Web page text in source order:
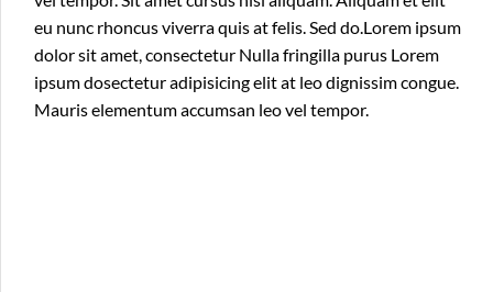
eu nunc rhoncus viverra quis at felis. Sed do.Lorem ipsum
dolor sit amet, consectetur Nulla fringilla purus Lorem
ipsum dosectetur adipisicing elit at leo dignissim congue.
Mauris elementum accumsan leo vel tempor.